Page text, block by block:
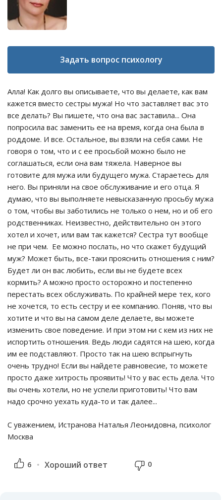
Задать вопрос психологу
Алла! Как долго вы описываете, что вы делаете, как вам
кажется вместо сестры мужа! Но что заставляет вас это
все делать? Вы пишете, что она вас заставила... Она
попросила вас заменить ее на время, когда она была в
роддоме. И все. Остальное, вы взяли на себя сами. Не
говоря о том, что и с ее просьбой можно было не
соглашаться, если она вам тяжела. Наверное вы
готовите для мужа или будущего мужа. Стараетесь для
него. Вы приняли на свое обслуживание и его отца. Я
думаю, что вы выполняете невысказанную просьбу мужа
о том, чтобы вы заботились не только о нем, но и об его
родственниках. Неизвестно, действительно он этого
хотел и хочет, или вам так кажется? Сестра тут вообще
не при чем. Ее можно послать, но что скажет будущий
муж? Может быть, все-таки прояснить отношения с ним?
Будет ли он вас любить, если вы не будете всех
кормить? А можно просто осторожно и постепенно
перестать всех обслуживать. По крайней мере тех, кого
не хочется, то есть сестру и ее компанию. Поняв, что вы
хотите и что вы на самом деле делаете, вы можете
изменить свое поведение. И при этом ни с кем из них не
испортить отношения. Ведь люди садятся на шею, когда
им ее подставляют. Просто так на шею вспрыгнуть
очень трудно! Если вы найдете равновесие, то можете
просто даже хитрость проявить! Что у вас есть дела. Что
вы очень хотели, но не успели приготовить! Что вам
надо срочно уехать куда-то и так далее...
С уважением, Истранова Наталья Леонидовна, психолог
Москва
6 Хороший ответ 0